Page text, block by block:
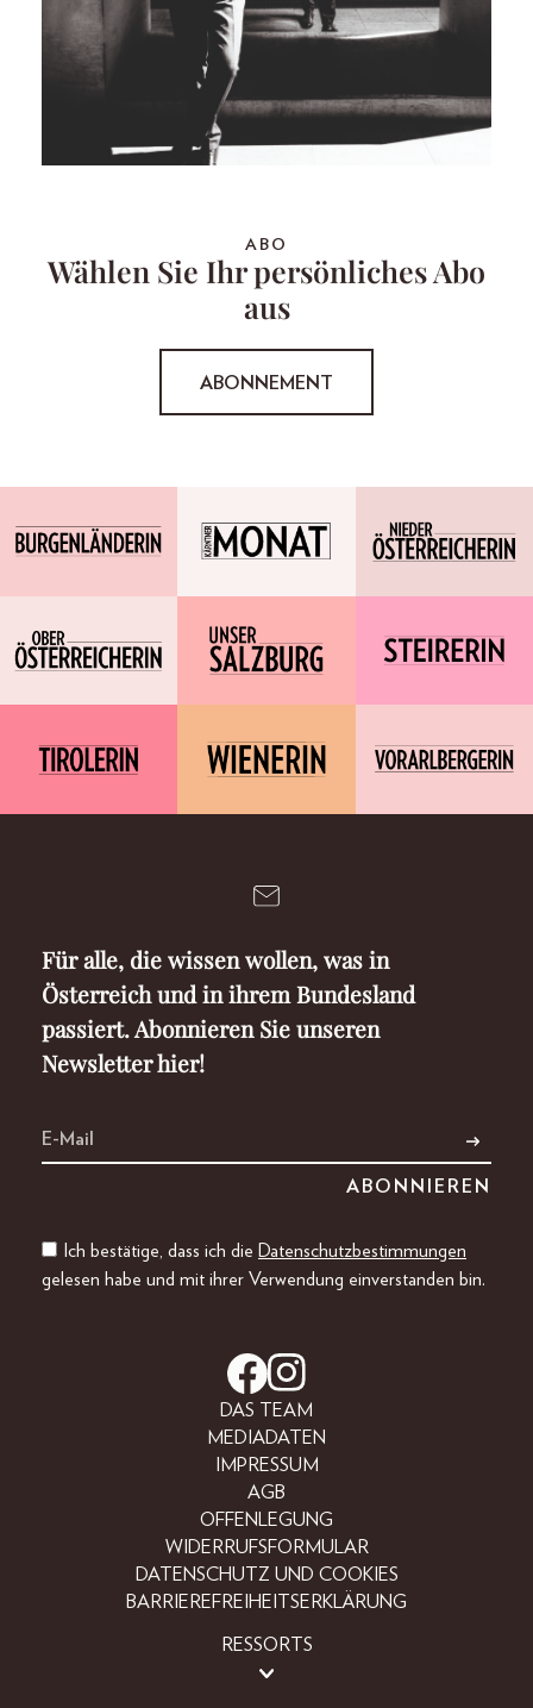
ABO
Wählen Sie Ihr persönliches Abo
aus
ABONNEMENT
Für alle, die wissen wollen, was in
Österreich und in ihrem Bundesland
passiert. Abonnieren Sie unseren
Newsletter hier!
Ich bestätige, dass ich die Datenschutzbestimmungen
gelesen habe und mit ihrer Verwendung einverstanden bin.
DAS TEAM
MEDIADATEN
IMPRESSUM
AGB
OFFENLEGUNG
WIDERRUFSFORMULAR
DATENSCHUTZ UND COOKIES
BARRIEREFREIHEITSERKLÄRUNG
RESSORTS